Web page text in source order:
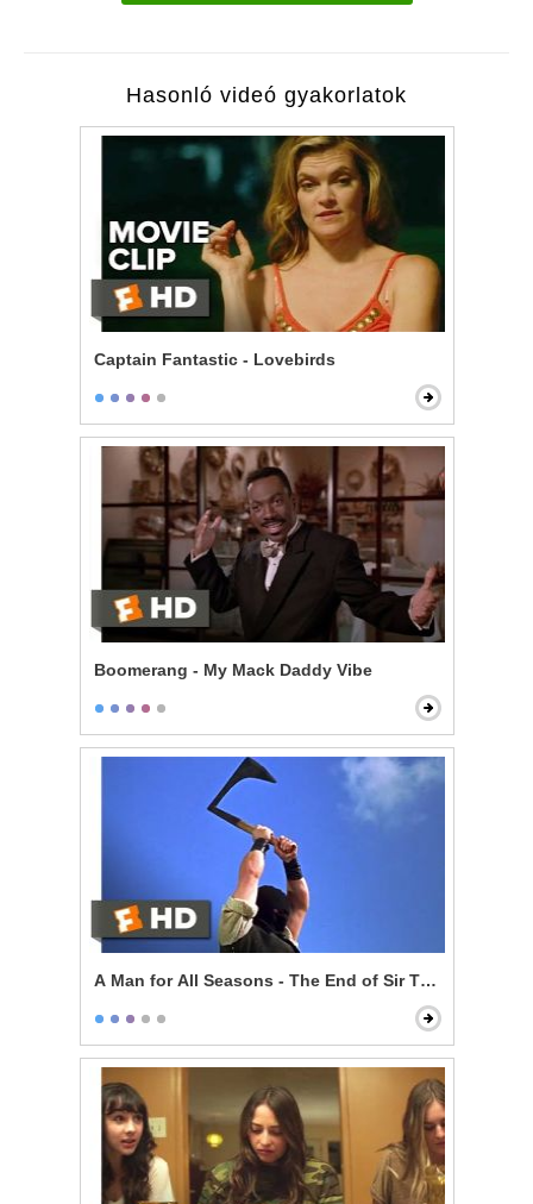
Hasonló videó gyakorlatok
Captain Fantastic - Lovebirds
Boomerang - My Mack Daddy Vibe
A Man for All Seasons - The End of Sir Thomas More